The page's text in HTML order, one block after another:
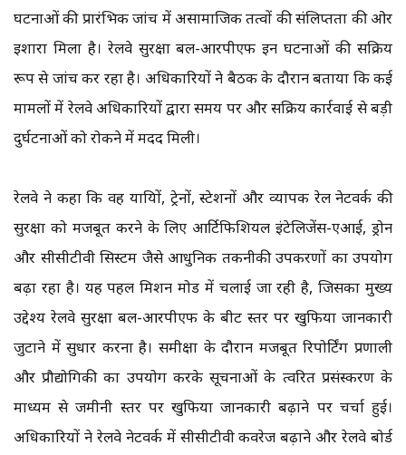
घटनाओं की प्रारंभिक जांच में असामाजिक तत्वों की संलिप्तता की ओर
इशारा मिला है। रेलवे सुरक्षा बल-आरपीएफ इन घटनाओं की सक्रिय
रूप से जांच कर रहा है। अधिकारियों ने बैठक के दौरान बताया कि कई
मामलों में रेलवे अधिकारियों द्वारा समय पर और सक्रिय कार्रवाई से बड़ी
दुर्घटनाओं को रोकने में मदद मिली।
रेलवे ने कहा कि वह यात्रियों, ट्रेनों, स्टेशनों और व्यापक रेल नेटवर्क की
सुरक्षा को मजबूत करने के लिए आर्टिफिशियल इंटेलिजेंस-एआई, ड्रोन
और सीसीटीवी सिस्टम जैसे आधुनिक तकनीकी उपकरणों का उपयोग
बढ़ा रहा है। यह पहल मिशन मोड में चलाई जा रही है, जिसका मुख्य
उद्देश्य रेलवे सुरक्षा बल-आरपीएफ के बीट स्तर पर खुफिया जानकारी
जुटाने में सुधार करना है। समीक्षा के दौरान मजबूत रिपोर्टिंग प्रणाली
और प्रौद्योगिकी का उपयोग करके सूचनाओं के त्वरित प्रसंस्करण के
माध्यम से जमीनी स्तर पर खुफिया जानकारी बढ़ाने पर चर्चा हुई।
अधिकारियों ने रेलवे नेटवर्क में सीसीटीवी कवरेज बढ़ाने और रेलवे बोर्ड